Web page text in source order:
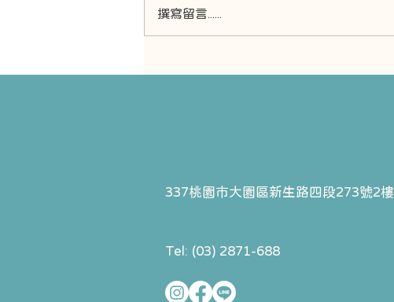
矯正器掉落的 3 大急救指南 &
撰寫留言......
337桃園市大園區新生路四段273號2樓
Tel: (03) 2871-688